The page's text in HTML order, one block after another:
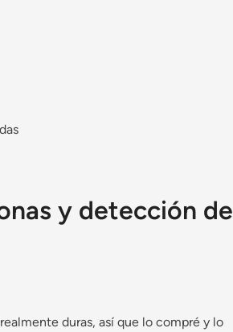
y detección de
duras, así que lo compré y lo